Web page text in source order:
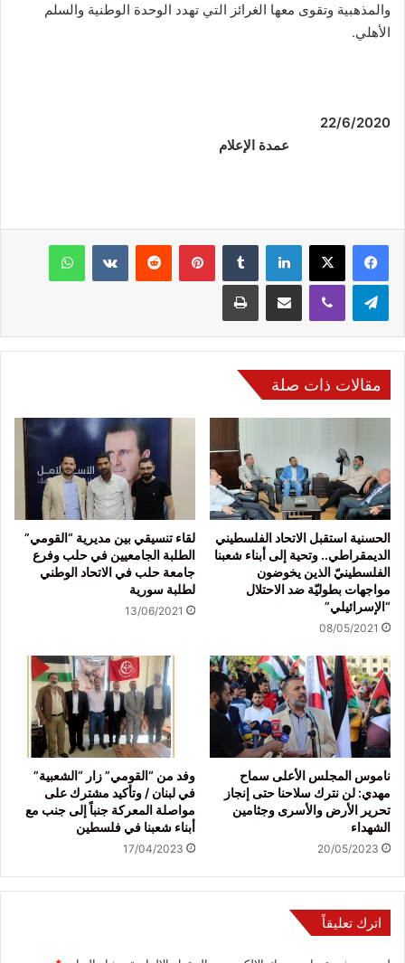
والمذهبية وتقوى معها الغرائز التي تهدد الوحدة الوطنية والسلم
الأهلي.
22/6/2020
عمدة الإعلام
فيسبوك لينكدإن بينتيريست
مقالات ذات صلة
الحسنية استقبل الاتحاد الفلسطيني
الديمقراطي.. وتحية إلى أبناء شعبنا
الفلسطينيّ الذين يخوضون
مواجهات بطوليّة ضد الاحتلال
“الإسرائيلي”
08/05/2021
لقاء تنسيقي بين مديرية “القومي”
الطلبة الجامعيين في حلب وفرع
جامعة حلب في الاتحاد الوطني
لطلبة سورية
13/06/2021
ناموس المجلس الأعلى سماح
مهدي: لن نترك سلاحنا حتى إنجاز
تحرير الأرض والأسرى وجثامين
الشهداء
20/05/2023
وفد من “القومي” زار “الشعبية”
في لبنان / وتأكيد مشترك على
مواصلة المعركة جنباً إلى جنب مع
أبناء شعبنا في فلسطين
17/04/2023
اترك تعليقاً